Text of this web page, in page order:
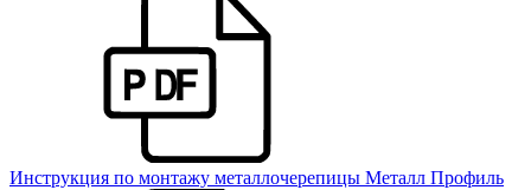
Инструкция по монтажу металлочерепицы Металл Профиль